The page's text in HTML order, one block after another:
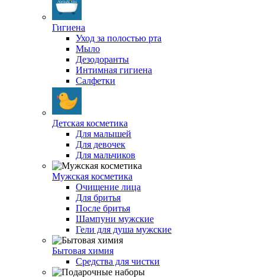
Гигиена
Уход за полостью рта
Мыло
Дезодоранты
Интимная гигиена
Салфетки
Детская косметика
Для малышей
Для девочек
Для мальчиков
Мужская косметика
Очищение лица
Для бритья
После бритья
Шампуни мужские
Гели для душа мужские
Бытовая химия
Средства для чистки